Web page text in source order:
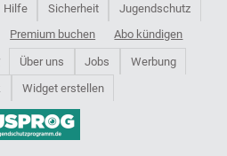
Hilfe Sicherheit
Jugendschutz
Premium buchen Abo kündigen
Über uns Jobs
Werbung
Widget erstellen